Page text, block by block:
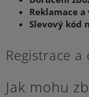
Reklamace
Slevový kód
Registrace a
Jak mohu